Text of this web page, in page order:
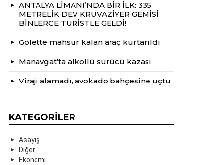
ANTALYA LİMANI’NDA BİR İLK: 335
METRELİK DEV KRUVAZİYER GEMİSİ
BİNLERCE TURİSTLE GELDİ!
Gölette mahsur kalan araç kurtarıldı
Manavgat’ta alkollü sürücü kazası
Virajı alamadı, avokado bahçesine uçtu
KATEGORILER
Asayiş
Diğer
Ekonomi